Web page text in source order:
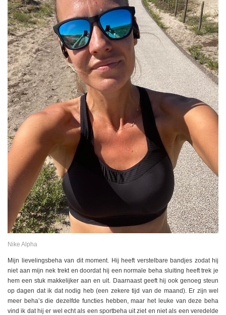
Nike Alpha
Mijn lievelingsbeha van dit moment. Hij heeft verstelbare bandjes zodat hij
niet aan mijn nek trekt en doordat hij een normale beha sluiting heeft trek je
hem een stuk makkelijker aan en uit. Daarnaast geeft hij ook genoeg steun
op dagen dat ik dat nodig heb (een zekere tijd van de maand). Er zijn wel
meer beha’s die dezelfde functies hebben, maar het leuke van deze beha
vind ik dat hij er wel echt als een sportbeha uit ziet en niet als een veredelde